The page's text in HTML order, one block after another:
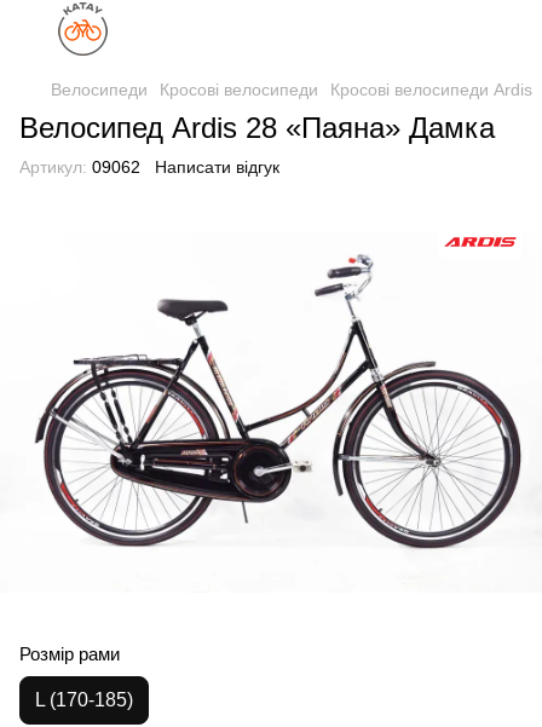
Велосипеди Кросові велосипеди Кросові велосипеди Ardis
Велосипед Ardis 28 «Паяна» Дамка
Артикул: 09062 Написати відгук
Розмір рами
L (170-185)